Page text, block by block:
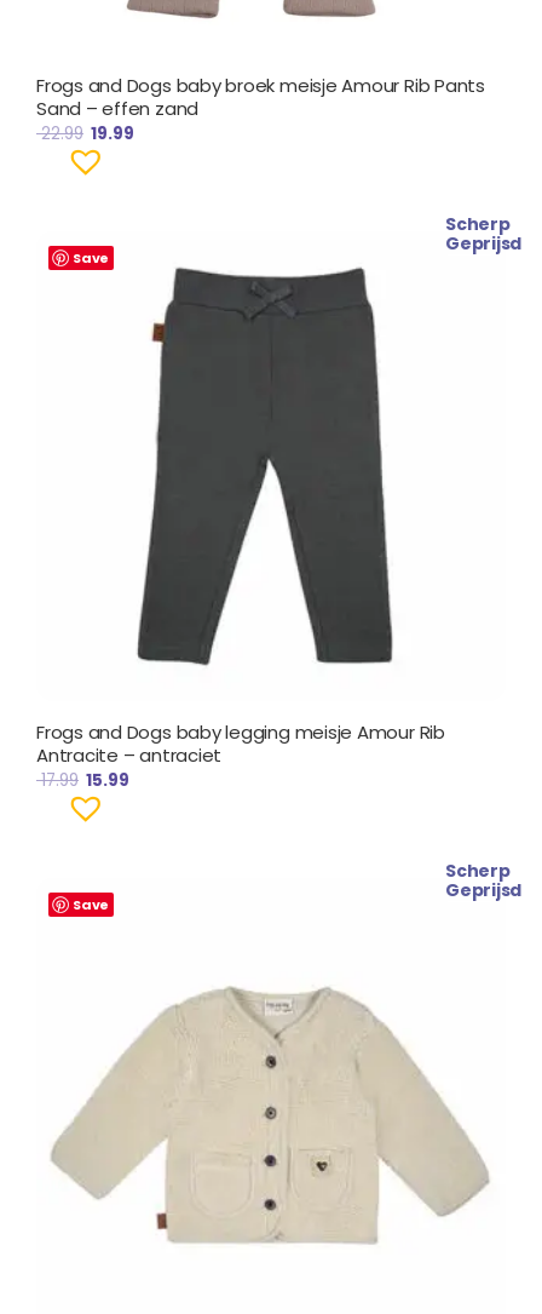
Frogs and Dogs baby broek meisje Amour Rib Pants
Sand – effen zand
22.99 19.99
Save
Scherp
Geprijsd
Frogs and Dogs baby legging meisje Amour Rib
Antracite – antraciet
17.99
prijs
was:
15.99
€ 15.99.
Save
Scherp
Geprijsd
prijs
was: